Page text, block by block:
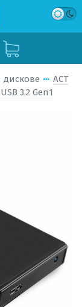
ACT
3.2 Gen1